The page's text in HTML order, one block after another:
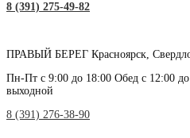
8 (391) 275-49-82
ПРАВЫЙ БЕРЕГ Красноярск,
Пн-Пт с 9:00 до 18:00 Обед с 12:00
выходной
8 (391) 276-38-90